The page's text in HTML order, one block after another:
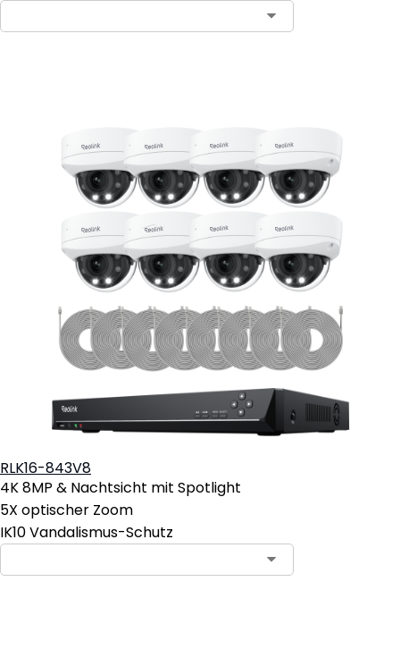
RLK16-843V8
4K 8MP & Nachtsicht mit Spotlight
5X optischer Zoom
IK10 Vandalismus-Schutz